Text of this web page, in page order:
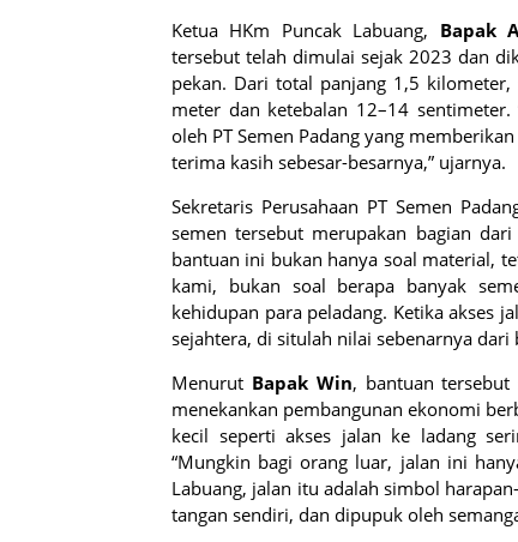
Ketua HKm Puncak Labuang, Bapak
tersebut telah dimulai sejak 2023 dan
pekan. Dari total panjang 1,5
meter dan ketebalan 12–14
oleh PT Semen Padang yang
terima kasih sebesar-besarnya,” ujarnya.
Sekretaris Perusahaan PT Semen
semen tersebut merupakan bagian
bantuan ini bukan hanya soal material,
kami, bukan soal berapa banyak
kehidupan para peladang. Ketika akses
sejahtera, di situlah nilai sebenarnya dari
Menurut Bapak Win, bantuan tersebut
menekankan pembangunan ekonomi
kecil seperti akses jalan ke ladang
“Mungkin bagi orang luar, jalan ini
Labuang, jalan itu adalah simbol
tangan sendiri, dan dipupuk oleh